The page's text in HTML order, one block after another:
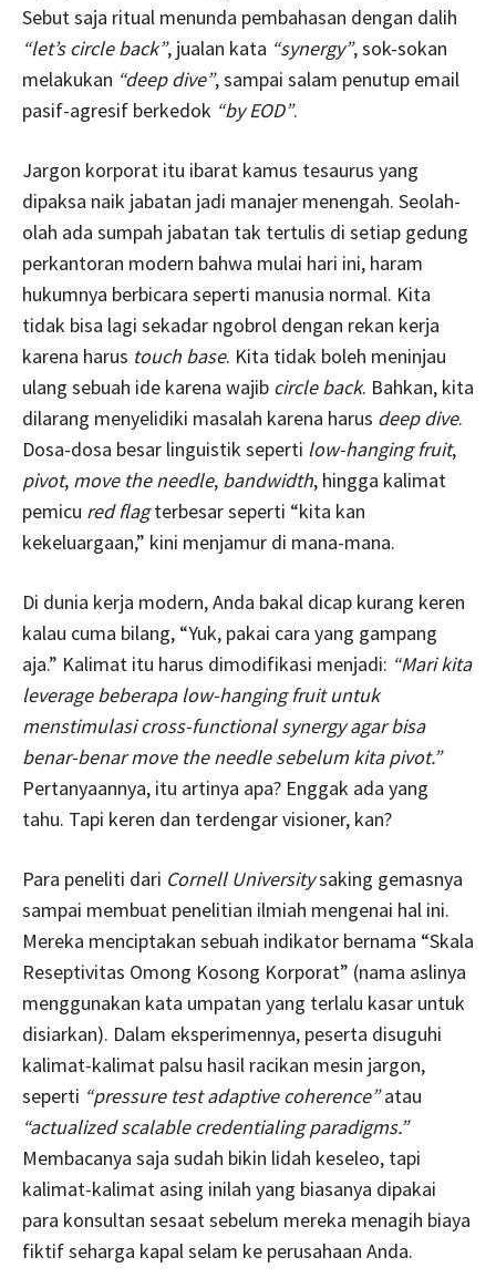
Sebut saja ritual menunda pembahasan dengan dalih
“let’s circle back”, jualan kata “synergy”, sok-sokan
melakukan “deep dive”, sampai salam penutup email
pasif-agresif berkedok “by EOD”.
Jargon korporat itu ibarat kamus tesaurus yang
dipaksa naik jabatan jadi manajer menengah. Seolah-
olah ada sumpah jabatan tak tertulis di setiap gedung
perkantoran modern bahwa mulai hari ini, haram
hukumnya berbicara seperti manusia normal. Kita
tidak bisa lagi sekadar ngobrol dengan rekan kerja
karena harus touch base. Kita tidak boleh meninjau
ulang sebuah ide karena wajib circle back. Bahkan, kita
dilarang menyelidiki masalah karena harus deep dive.
Dosa-dosa besar linguistik seperti low-hanging fruit,
pivot, move the needle, bandwidth, hingga kalimat
pemicu red flagterbesar seperti “kita kan
kekeluargaan,” kini menjamur di mana-mana.
Di dunia kerja modern, Anda bakal dicap kurang keren
kalau cuma bilang, “Yuk, pakai cara yang gampang
aja.” Kalimat itu harus dimodifikasi menjadi: “Mari kita
leverage beberapa low-hanging fruit untuk
menstimulasi cross-functional synergy agar bisa
benar-benar move the needle sebelum kita pivot.”
Pertanyaannya, itu artinya apa? Enggak ada yang
tahu. Tapi keren dan terdengar visioner, kan?
Para peneliti dari Cornell Universitysaking gemasnya
sampai membuat penelitian ilmiah mengenai hal ini.
Mereka menciptakan sebuah indikator bernama “Skala
Reseptivitas Omong Kosong Korporat” (nama aslinya
menggunakan kata umpatan yang terlalu kasar untuk
disiarkan). Dalam eksperimennya, peserta disuguhi
kalimat-kalimat palsu hasil racikan mesin jargon,
seperti “pressure test adaptive coherence”atau
“actualized scalable credentialing paradigms.”
Membacanya saja sudah bikin lidah keseleo, tapi
kalimat-kalimat asing inilah yang biasanya dipakai
para konsultan sesaat sebelum mereka menagih biaya
fiktif seharga kapal selam ke perusahaan Anda.